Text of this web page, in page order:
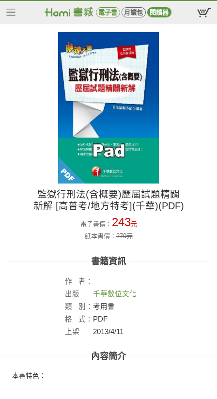
電子書 月讀包 閱讀器
監獄行刑法(含概要)歷屆試題精闢
新解 [高普考/地方特考](千華)(PDF)
電子書價： 243元
紙本書價：270元
書籍資訊
作
者：
出版
社：
千華數位文化
類
別： 考用書
格
式： PDF
上架
2013/4/11
內容簡介
本書特色：